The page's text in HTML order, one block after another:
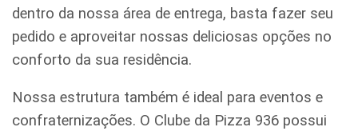
dentro da nossa área de entrega, basta fazer seu
pedido e aproveitar nossas deliciosas opções no
conforto da sua residência.
Nossa estrutura também é ideal para eventos e
confraternizações. O Clube da Pizza 936 possui